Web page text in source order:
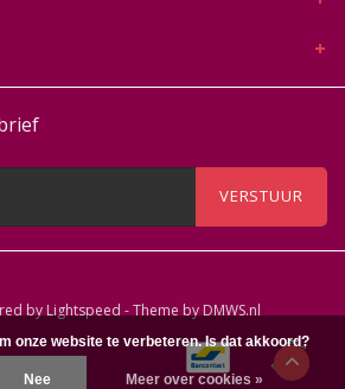
VERSTUUR
by Lightspeed - Theme by DMWS.nl
onze website te verbeteren. Is dat akkoord?
Nee Meer over cookies »